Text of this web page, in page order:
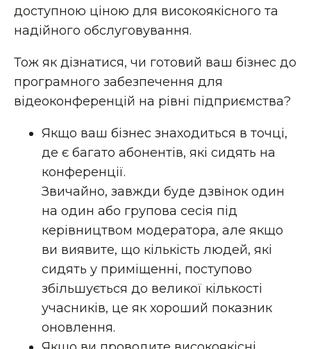
доступною ціною для високоякісного та
надійного обслуговування.
Тож як дізнатися, чи готовий ваш бізнес до
програмного забезпечення для
відеоконференцій на рівні підприємства?
Якщо ваш бізнес знаходиться в точці,
де є багато абонентів, які сидять на
конференції.
Звичайно, завжди буде дзвінок один
на один або групова сесія під
керівництвом модератора, але якщо
ви виявите, що кількість людей, які
сидять у приміщенні, поступово
збільшується до великої кількості
учасників, це як хороший показник
оновлення.